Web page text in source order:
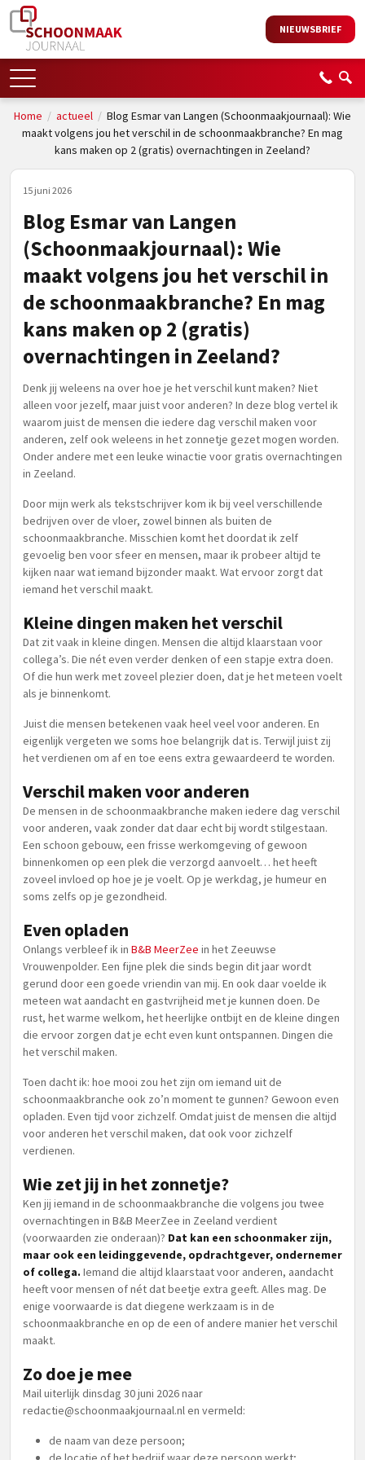
NIEUWSBRIEF
Home / actueel / Blog Esmar van Langen (Schoonmaakjournaal): Wie
maakt volgens jou het verschil in de schoonmaakbranche? En mag
kans maken op 2 (gratis) overnachtingen in Zeeland?
15 juni 2026
Blog Esmar van Langen
(Schoonmaakjournaal): Wie
maakt volgens jou het verschil in
de schoonmaakbranche? En mag
kans maken op 2 (gratis)
overnachtingen in Zeeland?
Denk jij weleens na over hoe je het verschil kunt maken? Niet
alleen voor jezelf, maar juist voor anderen? In deze blog vertel ik
waarom juist de mensen die iedere dag verschil maken voor
anderen, zelf ook weleens in het zonnetje gezet mogen worden.
Onder andere met een leuke winactie voor gratis overnachtingen
in Zeeland.
Door mijn werk als tekstschrijver kom ik bij veel verschillende
bedrijven over de vloer, zowel binnen als buiten de
schoonmaakbranche. Misschien komt het doordat ik zelf
gevoelig ben voor sfeer en mensen, maar ik probeer altijd te
kijken naar wat iemand bijzonder maakt. Wat ervoor zorgt dat
iemand het verschil maakt.
Kleine dingen maken het verschil
Dat zit vaak in kleine dingen. Mensen die altijd klaarstaan voor
collega’s. Die nét even verder denken of een stapje extra doen.
Of die hun werk met zoveel plezier doen, dat je het meteen voelt
als je binnenkomt.
Juist die mensen betekenen vaak heel veel voor anderen. En
eigenlijk vergeten we soms hoe belangrijk dat is. Terwijl juist zij
het verdienen om af en toe eens extra gewaardeerd te worden.
Verschil maken voor anderen
De mensen in de schoonmaakbranche maken iedere dag verschil
voor anderen, vaak zonder dat daar echt bij wordt stilgestaan.
Een schoon gebouw, een frisse werkomgeving of gewoon
binnenkomen op een plek die verzorgd aanvoelt… het heeft
zoveel invloed op hoe je je voelt. Op je werkdag, je humeur en
soms zelfs op je gezondheid.
Even opladen
Onlangs verbleef ik in B&B MeerZee in het Zeeuwse
Vrouwenpolder. Een fijne plek die sinds begin dit jaar wordt
gerund door een goede vriendin van mij. En ook daar voelde ik
meteen wat aandacht en gastvrijheid met je kunnen doen. De
rust, het warme welkom, het heerlijke ontbijt en de kleine dingen
die ervoor zorgen dat je echt even kunt ontspannen. Dingen die
het verschil maken.
Toen dacht ik: hoe mooi zou het zijn om iemand uit de
schoonmaakbranche ook zo’n moment te gunnen? Gewoon even
opladen. Even tijd voor zichzelf. Omdat juist de mensen die altijd
voor anderen het verschil maken, dat ook voor zichzelf
verdienen.
Wie zet jij in het zonnetje?
Ken jij iemand in de schoonmaakbranche die volgens jou twee
overnachtingen in B&B MeerZee in Zeeland verdient
(voorwaarden zie onderaan)? Dat kan een schoonmaker zijn,
maar ook een leidinggevende, opdrachtgever, ondernemer
of collega. Iemand die altijd klaarstaat voor anderen, aandacht
heeft voor mensen of nét dat beetje extra geeft. Alles mag. De
enige voorwaarde is dat diegene werkzaam is in de
schoonmaakbranche en op de een of andere manier het verschil
maakt.
Zo doe je mee
Mail uiterlijk dinsdag 30 juni 2026 naar
redactie@schoonmaakjournaal.nlen vermeld:
de naam van deze persoon;